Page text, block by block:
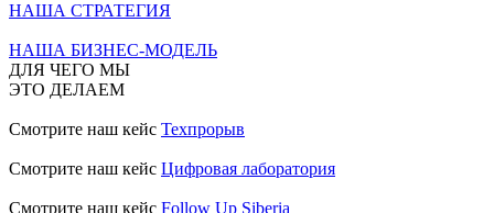
НАША СТРАТЕГИЯ
НАША БИЗНЕС-МОДЕЛЬ
ДЛЯ ЧЕГО МЫ
ЭТО ДЕЛАЕМ
Смотрите наш кейс Техпрорыв
Смотрите наш кейс Цифровая лаборатория
Смотрите наш кейс Follow Up Siberia